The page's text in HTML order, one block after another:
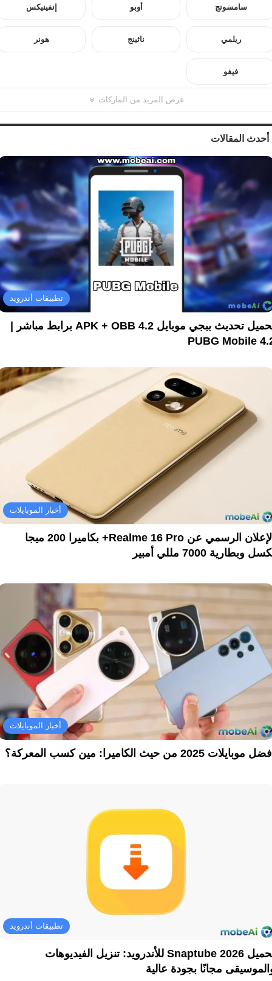
سامسونج أوبو إنفينيكس
ريلمي ناثينج هونر
فيفو
عرض المزيد من الماركات
أحدث المقالات
تطبيقات أندرويد
تحميل تحديث ببجي موبايل 4.2 APK + OBB برابط مباشر |
PUBG Mobile
أخبار الموبايلات
الإعلان الرسمي عن Realme 16 Pro+ بكاميرا 200 ميجا
وبطارية 7000 مللي أمبير
أخبار الموبايلات
موبايلات 2025 من حيث الكاميرا: مين كسب المعركة؟
تطبيقات أندرويد
تحميل Snaptube 2026 للأندرويد: تنزيل الفيديوهات
مجانًا بجودة عالية